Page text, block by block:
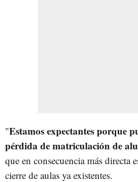
"Estamos expectantes porque
pérdida de matriculación de
que en consecuencia más directa
cierre de aulas ya existentes.